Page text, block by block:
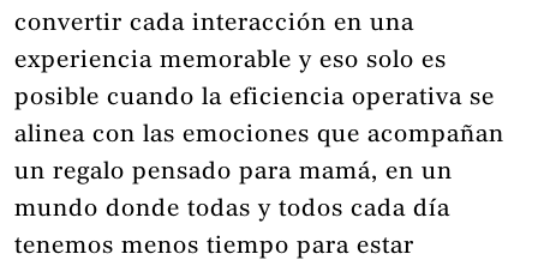
convertir cada interacción en una
experiencia memorable y eso solo es
posible cuando la eficiencia operativa se
alinea con las emociones que acompañan
un regalo pensado para mamá, en un
mundo donde todas y todos cada día
tenemos menos tiempo para estar